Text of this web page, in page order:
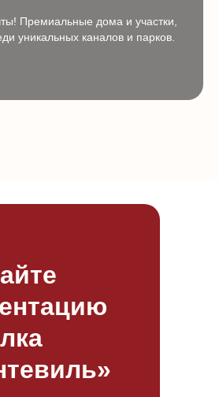
Премиальные дома и участки,
уникальных каналов и парков.